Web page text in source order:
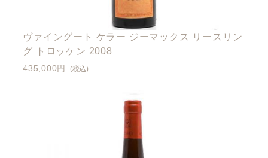
ヴァイングート ケラー ジーマックス リースリン
グ トロッケン 2008
435,000円 (税込)